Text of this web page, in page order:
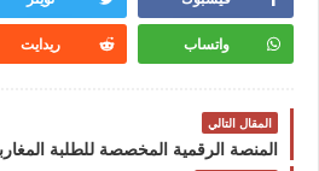
واتساب ريدايت
المقال التالي